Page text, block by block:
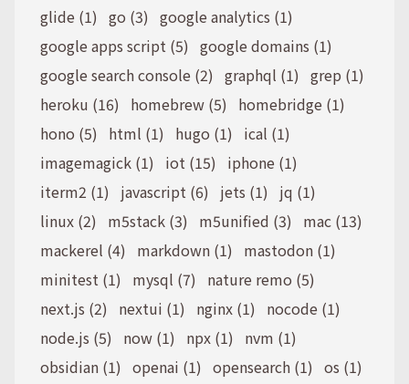
glide (1) go (3) google analytics (1)
google apps script (5) google domains (1)
google search console (2) graphql (1) grep (1)
heroku (16)
homebrew (5)
homebridge (1)
hono (5)
html (1) hugo (1)
ical (1)
imagemagick (1)
iot (15)
iphone (1)
iterm2 (1)
javascript (6) jets (1)
jq (1)
linux (2)
m5stack (3) m5unified (3)
mac (13)
mackerel (4)
markdown (1)
mastodon (1)
minitest (1)
mysql (7)
nature remo (5)
next.js (2)
nextui (1) nginx (1)
nocode (1)
node.js (5)
now (1) npx (1)
nvm (1)
obsidian (1) openai (1) opensearch (1) os (1)